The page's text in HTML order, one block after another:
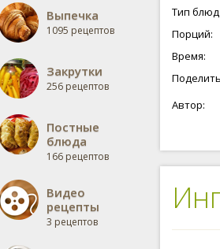
Выпечка
1095 рецептов
Закрутки
256 рецептов
Постные
блюда
166 рецептов
Видео
рецепты
3 рецептов
Тип
Порций:
Время:
Автор: